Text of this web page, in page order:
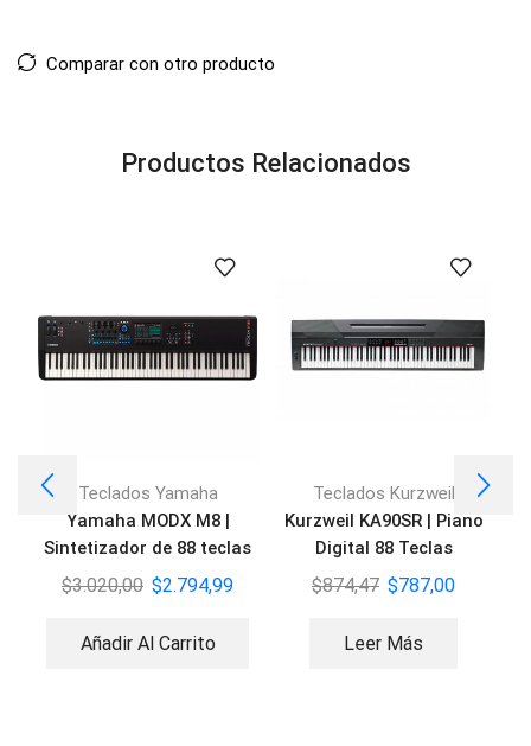
Comparar con otro producto
Productos Relacionados
Teclados Yamaha
Yamaha MODX M8 |
Sintetizador de 88 teclas
$3.020,00 $2.794,99
Añadir Al Carrito
Teclados Kurzweil
Kurzweil KA90SR | Piano
Digital 88 Teclas
$874,47 $787,00
Leer Más